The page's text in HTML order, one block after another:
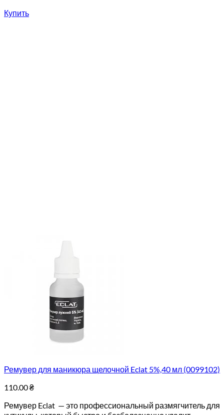
Купить
Ремувер для маникюра щелочной Eclat 5%,40 мл (0099102)
110.00₴
Ремувер Eclat — это профессиональный размягчитель для